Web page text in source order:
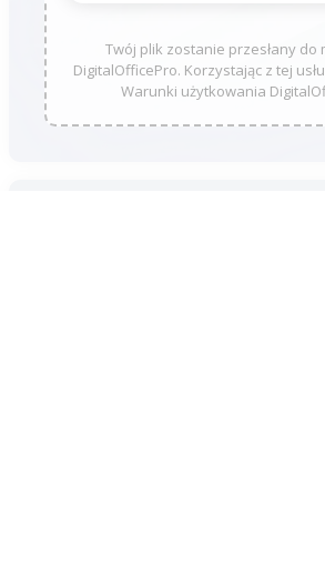
Twój plik zostanie przesłany do
DigitalOfficePro. Korzystając z tej
Warunki użytkowania